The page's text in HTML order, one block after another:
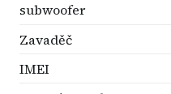
subwoofer
Zavaděč
IMEI